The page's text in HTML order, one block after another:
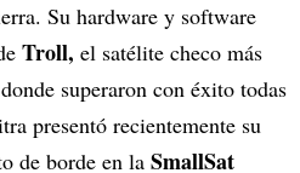
Su hardware y software
Troll, el satélite checo más
superaron con éxito todas
presentó recientemente su
de borde en la SmallSat